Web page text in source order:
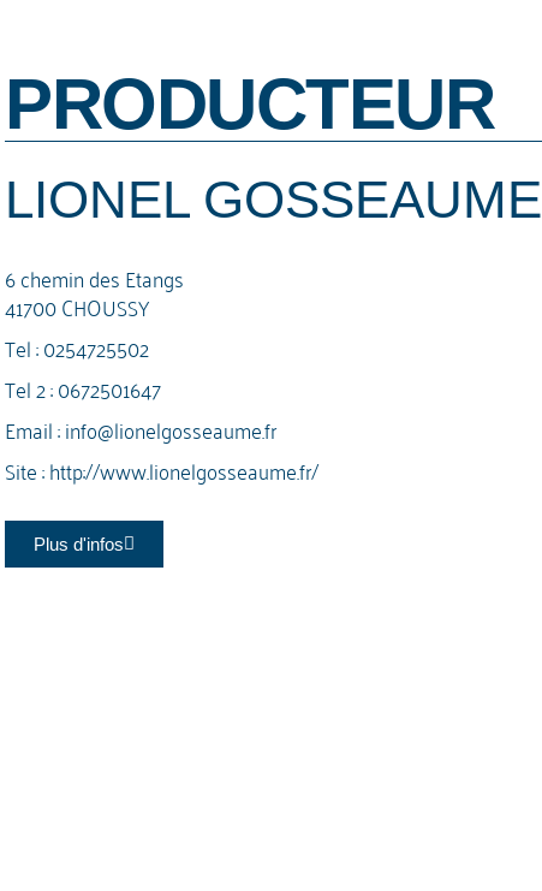
PRODUCTEUR
LIONEL GOSSEAUME
6 chemin des Etangs
41700 CHOUSSY
Tel :0254725502
Tel 2 :0672501647
Email :info@lionelgosseaume.fr
Site :http://www.lionelgosseaume.fr/
Plus d'infos